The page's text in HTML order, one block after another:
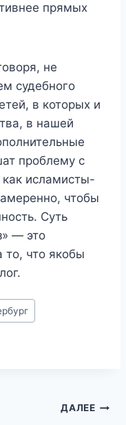
прямых
не
судебного
в которых и
в нашей
проблему с
исламисты-
чтобы
Суть
— это
то, что якобы
ДАЛЕЕ